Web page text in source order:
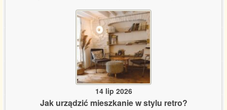
14 lip 2026
Jak urządzić mieszkanie w stylu retro?